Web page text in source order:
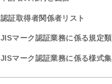
認証取得者関係者リスト
JISマーク認証業務に係る規定類
JISマーク認証業務に係る様式集